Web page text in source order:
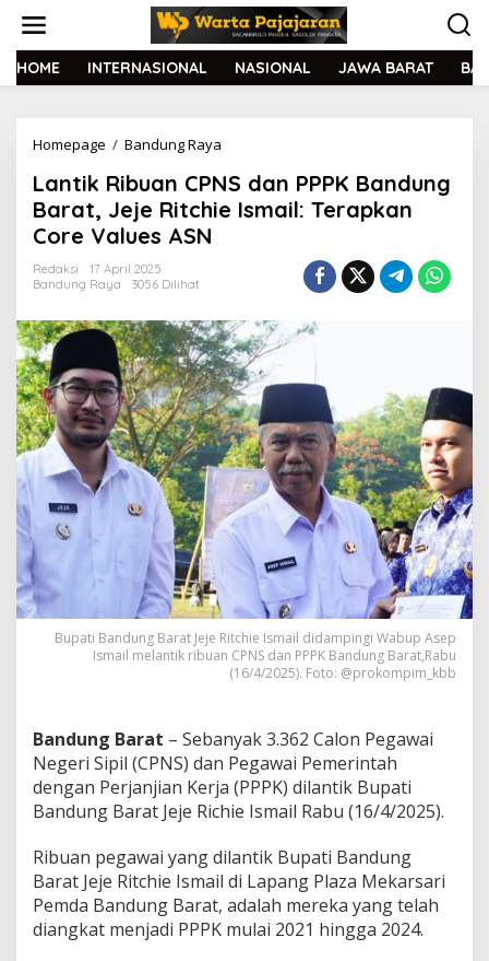
t
HOME INTERNASIONAL NASIONAL JAWA BARAT
Homepage / Bandung Raya
n
t
i
u
a
n
C
P
N
S
d
a
P
P
K
a
n
d
B
a
r
a
t
J
e
j
e
R
Lantik Ribuan CPNS dan PPPK Bandung
Barat, Jeje Ritchie Ismail: Terapkan
Core Values ASN
Redaksi
17 April 2025
Bandung Raya
3056 Dilihat
Bupati Bandung Barat Jeje Ritchie Ismail didampingi Wabup Asep
Ismail melantik ribuan CPNS dan PPPK Bandung Barat,Rabu
(16/4/2025). Foto: @prokompim_kbb
Bandung Barat – Sebanyak 3.362 Calon Pegawai
Negeri Sipil (CPNS) dan Pegawai Pemerintah
dengan Perjanjian Kerja (PPPK) dilantik Bupati
Bandung Barat Jeje Richie Ismail Rabu (16/4/2025).
Ribuan pegawai yang dilantik Bupati Bandung
Barat Jeje Ritchie Ismail di Lapang Plaza Mekarsari
Pemda Bandung Barat, adalah mereka yang telah
diangkat menjadi PPPK mulai 2021 hingga 2024.